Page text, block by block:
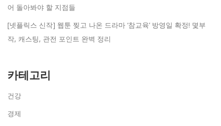
어 돌아봐야 할 지점들
[넷플릭스 신작] 웹툰 찢고 나온 드라마 ‘참교육’ 방영일 확정! 몇부
작, 캐스팅, 관전 포인트 완벽 정리
카테고리
건강
경제